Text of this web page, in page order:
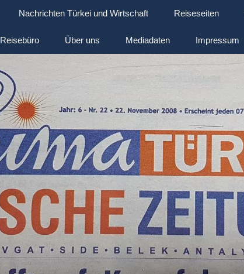
Nachrichten Türkei und Wirtschaft Reiseseiten
Reisebüro Über uns Mediadaten Impressum